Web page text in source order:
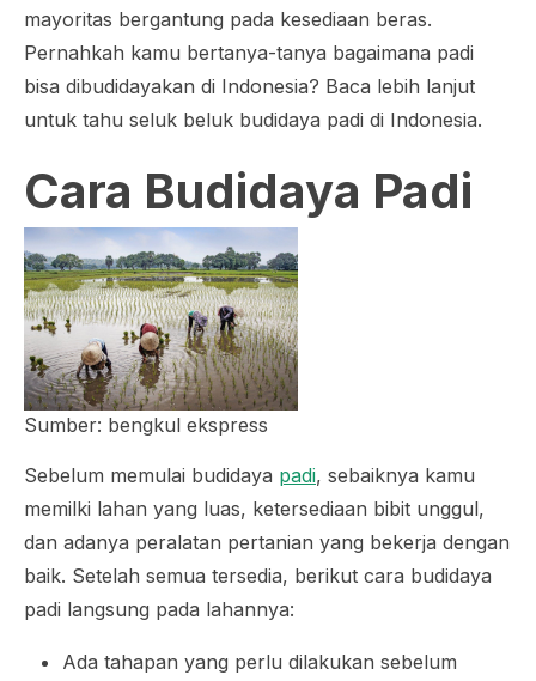
mayoritas bergantung pada kesediaan beras.
Pernahkah kamu bertanya-tanya bagaimana padi
bisa dibudidayakan di Indonesia? Baca lebih lanjut
untuk tahu seluk beluk budidaya padi di Indonesia.
Cara Budidaya Padi
Sumber: bengkul ekspress
Sebelum memulai budidaya padi, sebaiknya kamu
memilki lahan yang luas, ketersediaan bibit unggul,
dan adanya peralatan pertanian yang bekerja dengan
baik. Setelah semua tersedia, berikut cara budidaya
padi langsung pada lahannya:
Ada tahapan yang perlu dilakukan sebelum